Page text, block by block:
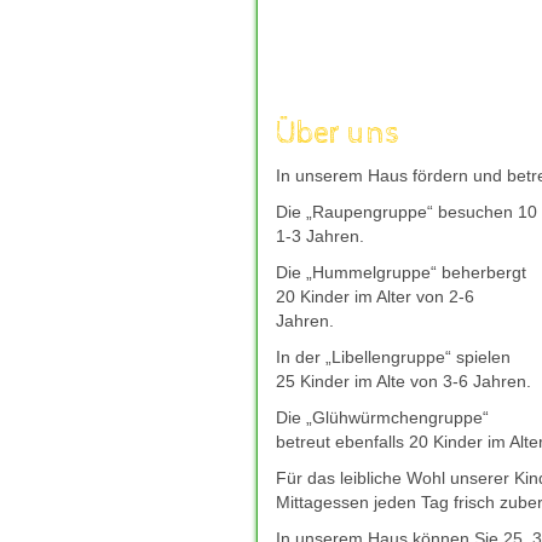
Entscheidung fuer ihr
verantwortungsvoll genossen,
und neue Energie spendet.
Giropay bleibt auch 2026 eine
direkt Ã¼ber das Online-Banking
mit Giropay
hilft dabei, seriÃ¶se
zuverlÃ¤ssigem Kundenservice
bevorzugte Casino-Plattform
Über uns
In unserem Haus fördern und
Die „Raupengruppe“ besuchen
1-3 Jahren.
Die „Hummelgruppe“ beherbergt
20 Kinder im Alter von 2-6
Jahren.
In der „Libellengruppe“ spielen
25 Kinder im Alte von 3-6 Jahren.
Die „Glühwürmchengruppe“
betreut ebenfalls 20 Kinder im
Für das leibliche Wohl unserer
Mittagessen jeden Tag frisch